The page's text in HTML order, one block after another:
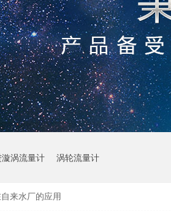
涡流量计 涡轮流量计
来水厂的应用